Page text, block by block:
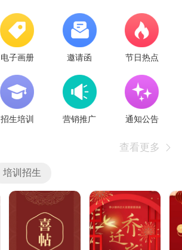
电子画册 邀请函 节日热点
招生培训 营销推广 通知公告
查看更多 
培训招生